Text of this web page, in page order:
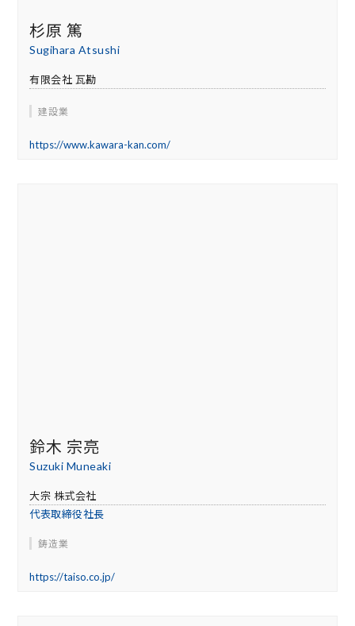
杉原 篤
Sugihara Atsushi
有限会社 瓦勘
建設業
https://www.kawara-kan.com/
鈴木 宗亮
Suzuki Muneaki
大宗 株式会社
代表取締役社長
鋳造業
https://taiso.co.jp/